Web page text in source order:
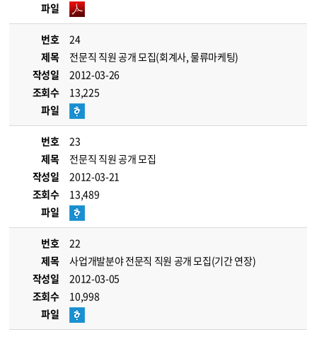
파일
번호
24
제목
전문직 직원 공개 모집(회계사, 물류마케팅)
작성일
2012-03-26
조회수
13,225
파일
번호
23
제목
전문직 직원 공개 모집
작성일
2012-03-21
조회수
13,489
파일
번호
22
제목
사업개발분야 전문직 직원 공개 모집(기간 연장)
작성일
2012-03-05
조회수
10,998
파일